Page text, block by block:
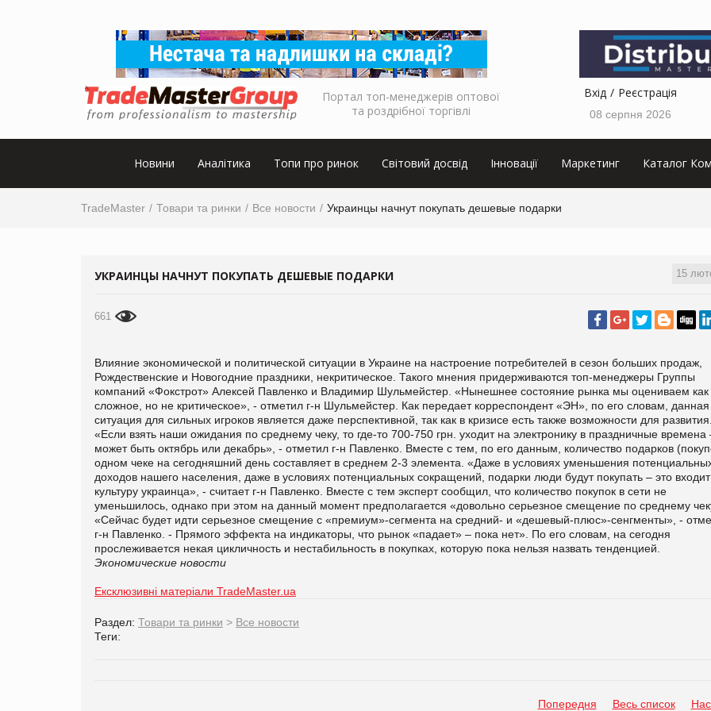
Портал топ-менеджерів оптової
та роздрібної торгівлі
Вхід Реєстрація
08 серпня 2026
Новини Аналітика Топи про ринок Світовий досвід Інновації Маркетинг Каталог
TradeMaster Товари та ринки Все новости Украинцы начнут покупать дешевые подарки
15
УКРАИНЦЫ НАЧНУТ ПОКУПАТЬ ДЕШЕВЫЕ ПОДАРКИ
661
Влияние экономической и политической ситуации в Украине на настроение потребителей в сезон больших продаж,
Рождественские и Новогодние праздники, некритическое. Такого мнения придерживаются топ-менеджеры Группы
компаний «Фокстрот» Алексей Павленко и Владимир Шульмейстер. «Нынешнее состояние рынка мы оцениваем как
сложное, но не критическое», - отметил г-н Шульмейстер. Как передает корреспондент «ЭН», по его словам, данная
ситуация для сильных игроков является даже перспективной, так как в кризисе есть также возможности для развития.
«Если взять наши ожидания по среднему чеку, то где-то 700-750 грн. уходит на электронику в праздничные времена
может быть октябрь или декабрь», - отметил г-н Павленко. Вместе с тем, по его данным, количество подарков
одном чеке на сегодняшний день составляет в среднем 2-3 элемента. «Даже в условиях уменьшения
доходов нашего населения, даже в условиях потенциальных сокращений, подарки люди будут покупать – это
культуру украинца», - считает г-н Павленко. Вместе с тем эксперт сообщил, что количество покупок в сети не
уменьшилось, однако при этом на данный момент предполагается «довольно серьезное смещение по среднему
«Сейчас будет идти серьезное смещение с «премиум»-сегмента на средний- и «дешевый-плюс»-сенгменты», -
г-н Павленко. - Прямого эффекта на индикаторы, что рынок «падает» – пока нет». По его словам, на сегодня
прослеживается некая цикличность и нестабильность в покупках, которую пока нельзя назвать тенденцией.
Экономические новости
Ексклюзивні матеріали TradeMaster.ua
Раздел: Товари та ринки > Все новости
Теги:
Попередня Весь список